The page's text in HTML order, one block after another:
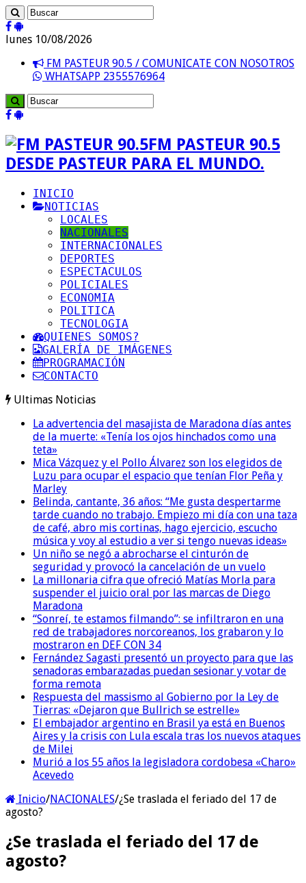
lunes 10/08/2026
FM PASTEUR 90.5 / COMUNICATE CON NOSOTROS
WHATSAPP 2355576964
FM PASTEUR 90.5
DESDE PASTEUR PARA EL MUNDO.
INICIO
NOTICIAS
LOCALES
NACIONALES
INTERNACIONALES
DEPORTES
ESPECTACULOS
POLICIALES
ECONOMIA
POLITICA
TECNOLOGIA
QUIENES SOMOS?
GALERÍA DE IMÁGENES
PROGRAMACIÓN
CONTACTO
Ultimas Noticias
La advertencia del masajista de Maradona días antes
de la muerte: «Tenía los ojos hinchados como una
teta»
Mica Vázquez y el Pollo Álvarez son los elegidos de
Luzu para ocupar el espacio que tenían Flor Peña y
Marley
Belinda, cantante, 36 años: “Me gusta despertarme
tarde cuando no trabajo. Empiezo mi día con una taza
de café, abro mis cortinas, hago ejercicio, escucho
música y voy al estudio a ver si tengo nuevas ideas»
Un niño se negó a abrocharse el cinturón de
seguridad y provocó la cancelación de un vuelo
La millonaria cifra que ofreció Matías Morla para
suspender el juicio oral por las marcas de Diego
Maradona
“Sonreí, te estamos filmando”: se infiltraron en una
red de trabajadores norcoreanos, los grabaron y lo
mostraron en DEF CON 34
Fernández Sagasti presentó un proyecto para que las
senadoras embarazadas puedan sesionar y votar de
forma remota
Respuesta del massismo al Gobierno por la Ley de
Tierras: «Dejaron que Bullrich se estrelle»
El embajador argentino en Brasil ya está en Buenos
Aires y la crisis con Lula escala tras los nuevos ataques
de Milei
Murió a los 55 años la legisladora cordobesa «Charo»
Acevedo
Inicio/NACIONALES/¿Se traslada el feriado del 17 de
agosto?
¿Se traslada el feriado del 17 de
agosto?